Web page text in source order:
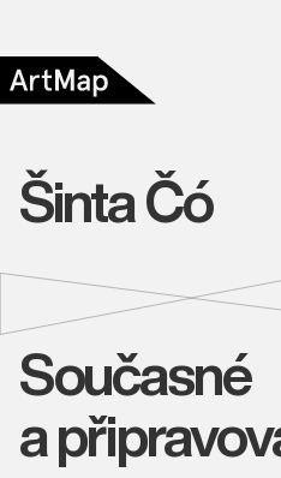
Šinta Čó
Současné
a